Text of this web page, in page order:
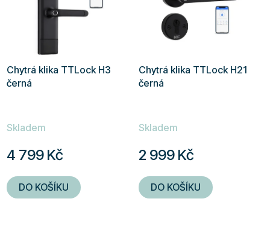
Chytrá klika TTLock H3
černá
hodnocení
je
5,0
z
Skladem
4 799 Kč
DO KOŠÍKU
Chytrá klika TTLock H21
černá
hodnocení
je
5,0
z
Skladem
2 999 Kč
DO KOŠÍKU